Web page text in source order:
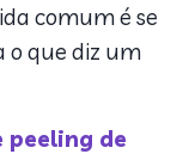
comum é se
o que diz um
peeling de